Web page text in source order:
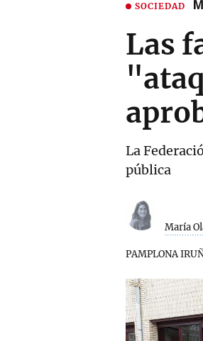
SOCIEDAD
Las
La
pública
María
PAMPLONA